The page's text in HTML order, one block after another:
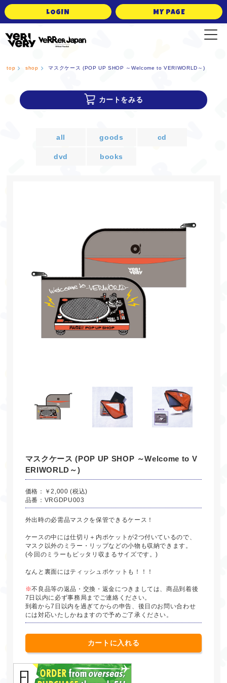
LOGIN MY PAGE
top shop マスクケース (POP UP SHOP ～Welcome to VERIWORLD～)
カートをみる
all goods cd
dvd books
マスクケース (POP UP SHOP ～Welcome to V
ERIWORLD～)
価格：￥2,000 (税込)
品番：VRGDPU003
外出時の必需品マスクを保管できるケース！
ケースの中には仕切り＋内ポケットが2つ付いているので、
マスク以外のミラー・リップなどの小物も収納できます。
(今回のミラーもピッタリ収まるサイズです。)
なんと裏面にはティッシュポケットも！！！
※不良品等の返品・交換・返金につきましては、商品到着後
7日以内に必ず事務局までご連絡ください。
到着から7日以内を過ぎてからの申告、後日のお問い合わせ
には対応いたしかねますので予めご了承ください。
カートに入れる